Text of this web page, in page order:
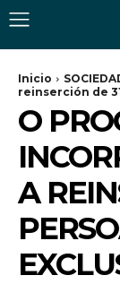
Inicio
reinserción de
O
A